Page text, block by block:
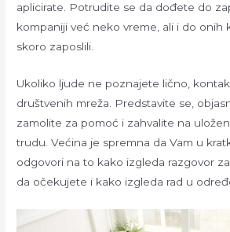
aplicirate. Potrudite se da dođete do
kompaniji već neko vreme, ali i do onih
skoro zaposlili.
Ukoliko ljude ne poznajete lično,
društvenih mreža. Predstavite se,
zamolite za pomoć i zahvalite na
trudu. Većina je spremna da Vam u
odgovori na to kako izgleda razgovor
da očekujete i kako izgleda rad u